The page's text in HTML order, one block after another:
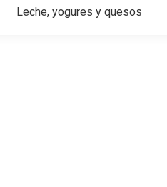
Leche, yogures y quesos